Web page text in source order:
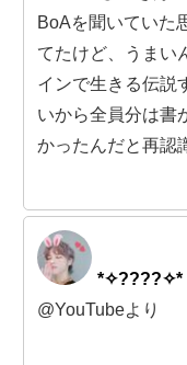
BoAを聞いていた
てたけど、うまい
インで生きる伝説
いから全員分は書
かったんだと再認
*✧????✧*
@YouTubeより